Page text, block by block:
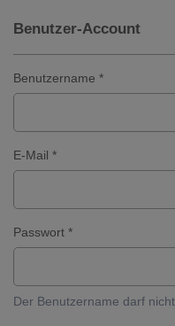
Benutzer-Account
Benutzername *
E-Mail *
Passwort *
Der Benutzername darf